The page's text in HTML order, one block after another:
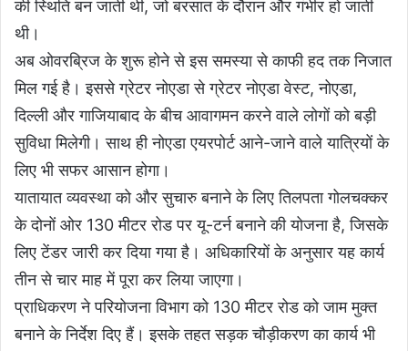
की स्थिति बन जाती थी, जो बरसात के दौरान और गंभीर हो जाती
थी।
अब ओवरब्रिज के शुरू होने से इस समस्या से काफी हद तक निजात
मिल गई है। इससे ग्रेटर नोएडा से ग्रेटर नोएडा वेस्ट, नोएडा,
दिल्ली और गाजियाबाद के बीच आवागमन करने वाले लोगों को बड़ी
सुविधा मिलेगी। साथ ही नोएडा एयरपोर्ट आने-जाने वाले यात्रियों के
लिए भी सफर आसान होगा।
यातायात व्यवस्था को और सुचारु बनाने के लिए तिलपता गोलचक्कर
के दोनों ओर 130 मीटर रोड पर यू-टर्न बनाने की योजना है, जिसके
लिए टेंडर जारी कर दिया गया है। अधिकारियों के अनुसार यह कार्य
तीन से चार माह में पूरा कर लिया जाएगा।
प्राधिकरण ने परियोजना विभाग को 130 मीटर रोड को जाम मुक्त
बनाने के निर्देश दिए हैं। इसके तहत सड़क चौड़ीकरण का कार्य भी